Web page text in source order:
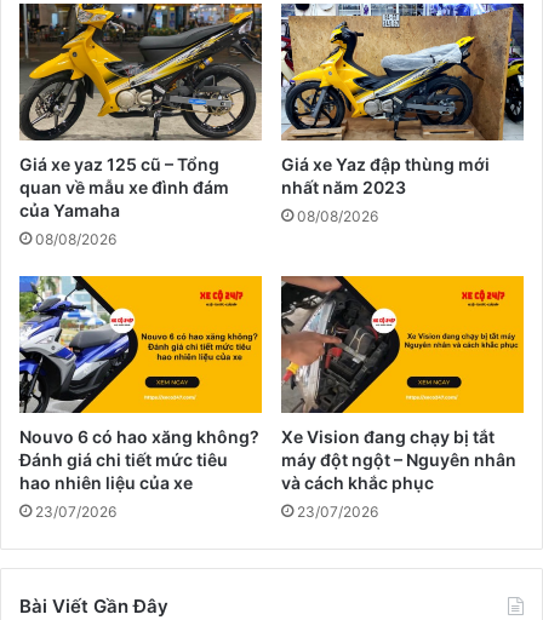
Giá xe yaz 125 cũ – Tổng
quan về mẫu xe đình đám
của Yamaha
08/08/2026
Giá xe Yaz đập thùng mới
nhất năm 2023
08/08/2026
Nouvo 6 có hao xăng không?
Đánh giá chi tiết mức tiêu
hao nhiên liệu của xe
23/07/2026
Xe Vision đang chạy bị tắt
máy đột ngột – Nguyên nhân
và cách khắc phục
23/07/2026
Bài Viết Gần Đây